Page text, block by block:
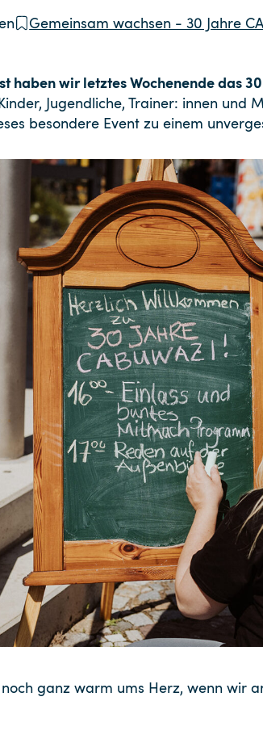
Gemeinsam wachsen - 30 Jahre
haben wir letztes Wochenende das
Jugendliche, Trainer: innen
besondere Event zu einem
ganz warm ums Herz, wenn wir